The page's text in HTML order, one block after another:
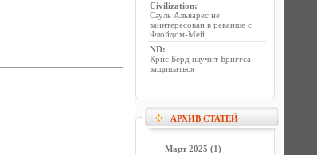
Civilization:
Сауль Альварес не
заинтересован в реванше с
Флойдом-Мей ...
ND:
Крис Берд научит Бриггса
защищаться
АРХИВ СТАТЕЙ
Март 2025 (1)